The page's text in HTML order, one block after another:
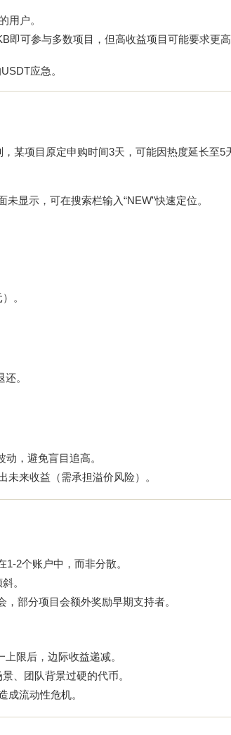
用户。
即可参与多数项目，但高收益项目可能要求更高
应急。
某项目原定申购时间3天，可能因热度延长至5
未显示，可在搜索栏输入“NEW”快速定位。
。
。
，避免盲目追高。
来收益（需承担溢价风险）。
2个账户中，而非分散。
。
部分项目会额外奖励早期支持者。
限后，边际收益递减。
、团队背景过硬的代币。
流动性危机。